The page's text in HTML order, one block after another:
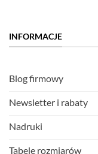
INFORMACJE
Blog firmowy
Newsletter i rabaty
Nadruki
Tabele rozmiarów